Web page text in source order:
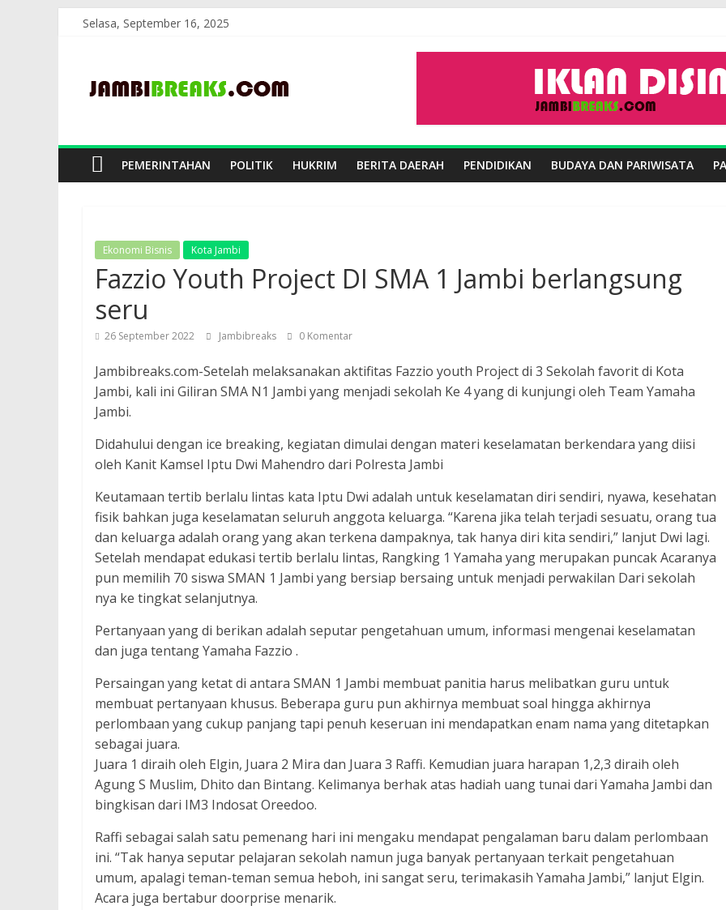
Selasa, September 16, 2025
JambiBreaks
PEMERINTAHAN POLITIK HUKRIM BERITA DAERAH PENDIDIKAN BUDAYA DAN PARIWISATA
Ekonomi Bisnis Kota Jambi
Fazzio Youth Project DI SMA 1 Jambi berlangsung
seru
26 September 2022 Jambibreaks 0 Komentar
Jambibreaks.com-Setelah melaksanakan aktifitas Fazzio youth Project di 3 Sekolah favorit di Kota
Jambi, kali ini Giliran SMA N1 Jambi yang menjadi sekolah Ke 4 yang di kunjungi oleh Team Yamaha
Jambi.
Didahului dengan ice breaking, kegiatan dimulai dengan materi keselamatan berkendara yang diisi
oleh Kanit Kamsel Iptu Dwi Mahendro dari Polresta Jambi
Keutamaan tertib berlalu lintas kata Iptu Dwi adalah untuk keselamatan diri sendiri, nyawa, kesehatan
fisik bahkan juga keselamatan seluruh anggota keluarga. “Karena jika telah terjadi sesuatu, orang tua
dan keluarga adalah orang yang akan terkena dampaknya, tak hanya diri kita sendiri,” lanjut Dwi lagi.
Setelah mendapat edukasi tertib berlalu lintas, Rangking 1 Yamaha yang merupakan puncak Acaranya
pun memilih 70 siswa SMAN 1 Jambi yang bersiap bersaing untuk menjadi perwakilan Dari sekolah
nya ke tingkat selanjutnya.
Pertanyaan yang di berikan adalah seputar pengetahuan umum, informasi mengenai keselamatan
dan juga tentang Yamaha Fazzio .
Persaingan yang ketat di antara SMAN 1 Jambi membuat panitia harus melibatkan guru untuk
membuat pertanyaan khusus. Beberapa guru pun akhirnya membuat soal hingga akhirnya
perlombaan yang cukup panjang tapi penuh keseruan ini mendapatkan enam nama yang ditetapkan
sebagai juara.
Juara 1 diraih oleh Elgin, Juara 2 Mira dan Juara 3 Raffi. Kemudian juara harapan 1,2,3 diraih oleh
Agung S Muslim, Dhito dan Bintang. Kelimanya berhak atas hadiah uang tunai dari Yamaha Jambi dan
bingkisan dari IM3 Indosat Oreedoo.
Raffi sebagai salah satu pemenang hari ini mengaku mendapat pengalaman baru dalam perlombaan
ini. “Tak hanya seputar pelajaran sekolah namun juga banyak pertanyaan terkait pengetahuan
umum, apalagi teman-teman semua heboh, ini sangat seru, terimakasih Yamaha Jambi,” lanjut Elgin.
Acara juga bertabur doorprise menarik.